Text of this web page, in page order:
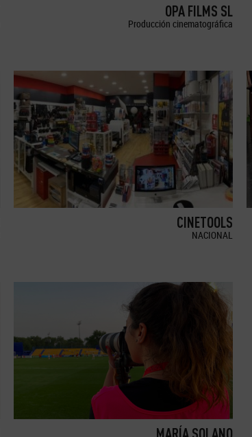
OPA FILMS SL
Producción cinematográfica
CINETOOLS
NACIONAL
MARÍA SOLANO